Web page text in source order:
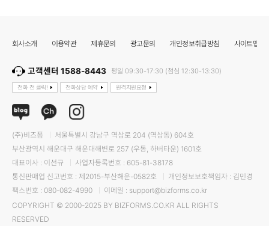
회사소개 이용약관 제휴문의 광고문의 개인정보취급방침 사이트맵
고객센터 1588-8443 평일 09:30-17:30 (점심 12:30-13:30)
전화 전 클릭! 전화상담 예약 원격지원요청
(주)비즈폼
서울특별시 강남구 역삼로 204 (역삼동) 604호
부산광역시 해운대구 해운대해변로 257 (우동, 하버타운) 1601호
대표이사 : 이선규
사업자등록번호 : 605-81-38178
통신판매업 신고번호 : 제2015-부산해운-0582호
개인정보보호책임자 : 김민경
팩스번호 : 080-082-4990
이메일 : support@bizforms.co.kr
COPYRIGHT © 2000-2025 BY BIZFORMS.CO.KR ALL RIGHTS
RESERVED